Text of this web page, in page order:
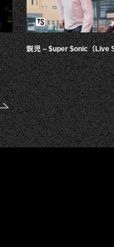
鋭児 – $uper $onic（Live